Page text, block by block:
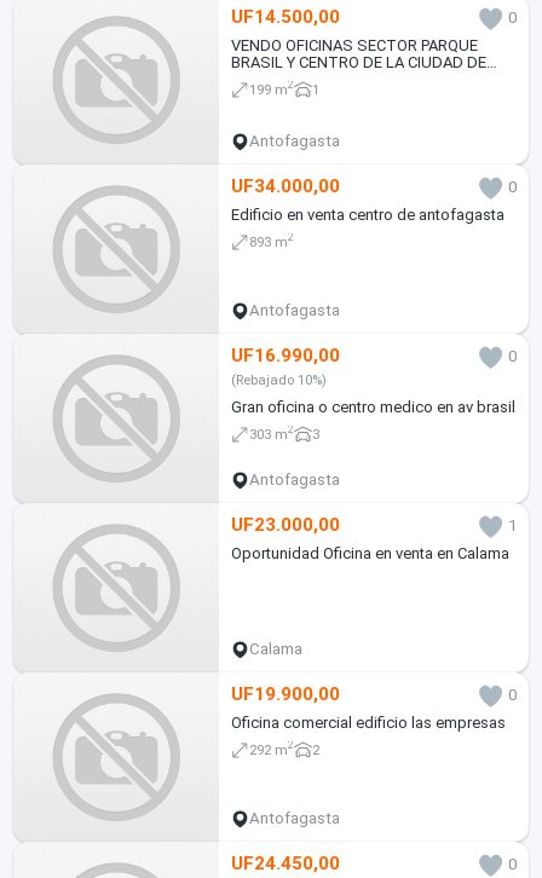
UF14.500,00
0
VENDO OFICINAS SECTOR PARQUE
BRASIL Y CENTRO DE LA CIUDAD DE
ANTOFAGASTA
199 m2 1
Antofagasta
UF34.000,00
0
Edificio en venta centro de antofagasta
893 m2
Antofagasta
UF16.990,00 0
(Rebajado 10%)
Gran oficina o centro medico en av brasil
303 m2 3
Antofagasta
UF23.000,00
1
Oportunidad Oficina en venta en Calama
Calama
UF19.900,00
0
Oficina comercial edificio las empresas
292 m2 2
Antofagasta
UF24.450,00 0